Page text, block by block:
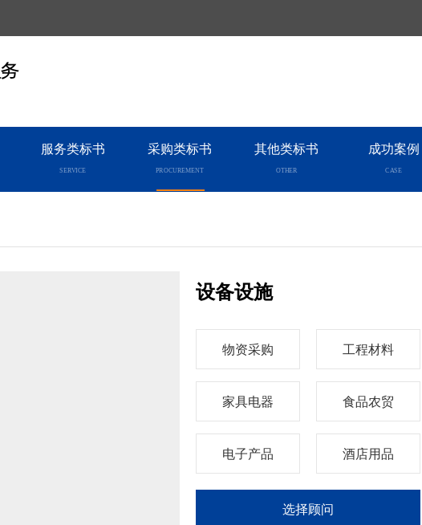
服务类标书
SERVICE
采购类标书
PROCUREMENT
其他类标书
OTHER
成功案例
CASE
设备设施
物资采购 工程材料
家具电器 食品农贸
电子产品 酒店用品
选择顾问